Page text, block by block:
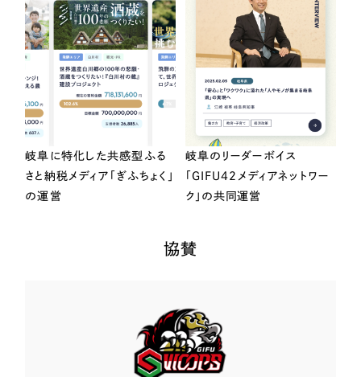
岐阜に特化した共感型ふる
さと納税メディア「ぎふちょく」
の運営
岐阜のリーダーボイス
「GIFU42メディアネットワー
ク」の共同運営
協賛